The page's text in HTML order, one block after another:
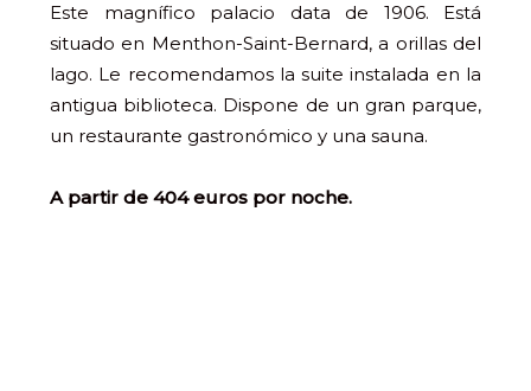
Este magnífico palacio data de 1906. Está
situado en Menthon-Saint-Bernard, a orillas del
lago. Le recomendamos la suite instalada en la
antigua biblioteca. Dispone de un gran parque,
un restaurante gastronómico y una sauna.
A partir de 404 euros por noche.